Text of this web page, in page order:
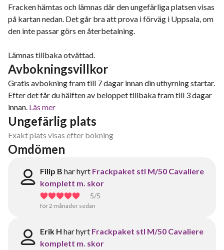
Fracken hämtas och lämnas där den ungefärliga platsen visas
på kartan nedan. Det går bra att prova i förväg i Uppsala, om
den inte passar görs en återbetalning.
Lämnas tillbaka otvättad.
Avbokningsvillkor
Gratis avbokning fram till 7 dagar innan din uthyrning startar.
Efter det får du hälften av beloppet tillbaka fram till 3 dagar
innan. Läs mer
Ungefärlig plats
Exakt plats visas efter bokning
Omdömen
Filip B har hyrt Frackpaket stl M/50 Cavaliere
komplett m. skor
5/5
för 2 månader sedan
Erik H har hyrt Frackpaket stl M/50 Cavaliere
komplett m. skor